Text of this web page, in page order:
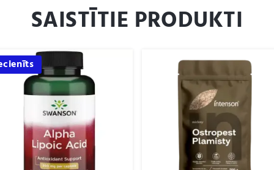
SAISTĪTIE PRODUKTI